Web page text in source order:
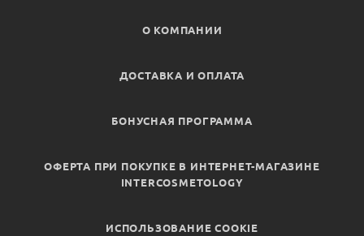
О КОМПАНИИ
ДОСТАВКА И ОПЛАТА
БОНУСНАЯ ПРОГРАММА
ОФЕРТА ПРИ ПОКУПКЕ В ИНТЕРНЕТ-МАГАЗИНЕ
INTERCOSMETOLOGY
ИСПОЛЬЗОВАНИЕ COOKIE